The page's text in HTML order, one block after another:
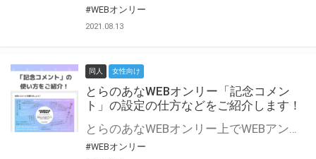
#WEBオンリー
2021.08.13
同人 女性向け
とらのあなWEBオンリー「記念コメン
ト」の設定の仕方などをご紹介します！
とらのあなWEBオンリー上でWEBアンソロジーが作成できる「記念コメント」について、その使い方や作成手順を解説します！ 支援タイプを「サークル参加型」「サークル参加型・マルシェ(イベント会場)機能付き」でお申し込みいただいている主催者様はぜひご活用ください♪ とらのあなWEBオンリーサイトはこちら
#WEBオンリー